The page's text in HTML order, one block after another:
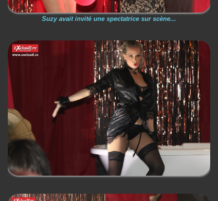
Suzy avait invité une spectatrice sur scène...